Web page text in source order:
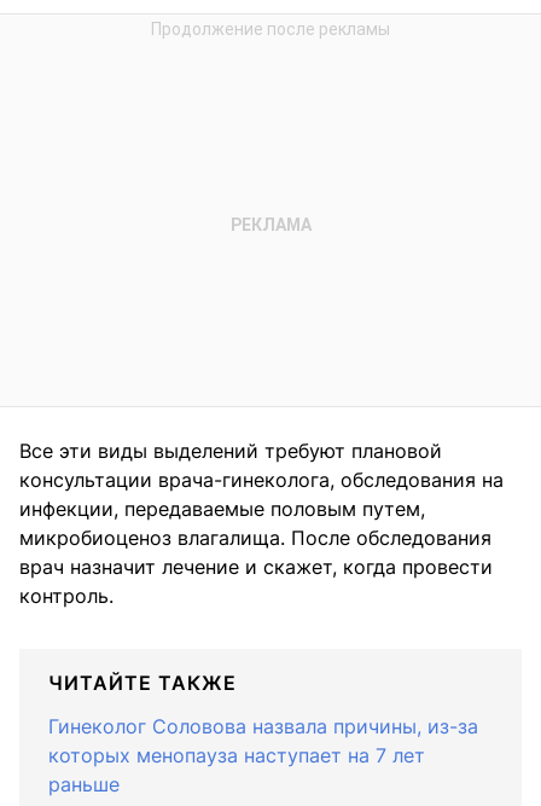
Все эти виды выделений требуют плановой
консультации врача-гинеколога, обследования на
инфекции, передаваемые половым путем,
микробиоценоз влагалища. После обследования
врач назначит лечение и скажет, когда провести
контроль.
ЧИТАЙТЕ ТАКЖЕ
Гинеколог Соловова назвала причины, из-за
которых менопауза наступает на 7 лет
раньше